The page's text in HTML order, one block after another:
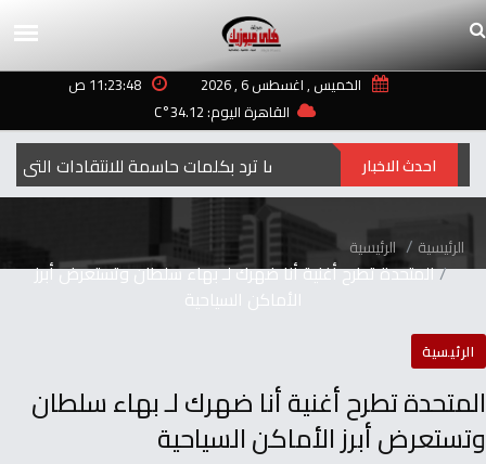
الخميس , اغسطس 6 , 2026
11:23:48 ص
القاهرة اليوم: 34.12°C
احدث الاخبار
الرئيسية الرئيسية
المتحدة تطرح أغنية أنا ضهرك لـ بهاء سلطان وتستعرض أبرز
الأماكن السياحية
الرئيسية
المتحدة تطرح أغنية أنا ضهرك لـ بهاء سلطان
وتستعرض أبرز الأماكن السياحية